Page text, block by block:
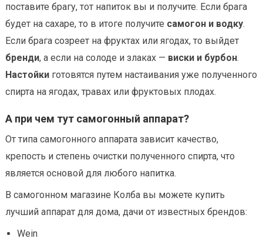
поставите брагу, тот напиток вы и получите. Если брага
будет на сахаре, то в итоге получите самогон и водку.
Если брага созреет на фруктах или ягодах, то выйдет
бренди, а если на солоде и злаках — виски и бурбон.
Настойки готовятся путем настаивания уже полученного
спирта на ягодах, травах или фруктовых плодах.
А при чем тут самогонный аппарат?
От типа самогонного аппарата зависит качество,
крепость и степень очистки полученного спирта, что
является основой для любого напитка.
В самогонном магазине Колба вы можете купить
лучший аппарат для дома, дачи от известных брендов:
Wein